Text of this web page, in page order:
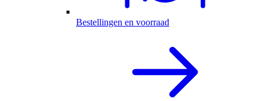
Bestellingen en voorraad